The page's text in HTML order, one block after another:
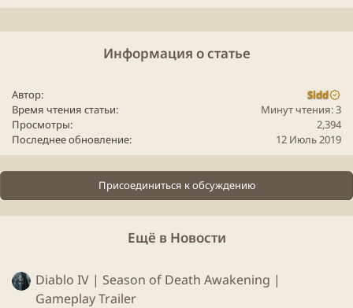
Как и в любой пеосчнице, вначале нам доступны
примитивные предметы, которые крафтятся из
камней и палок, которые собрали неподалеку.
После крафта начальных инструментов, уже можно
добывать более сложные ресурсы - каменные блоки
и бревна.
Информация о статье
Автор
Sidd
Время чтения статьи
Минут чтения: 3
Просмотры
2,394
Последнее обновление
12 Июль 2019
Присоединиться к обсуждению
Ещё в Новости
Diablo IV | Season of Death Awakening |
Gameplay Trailer